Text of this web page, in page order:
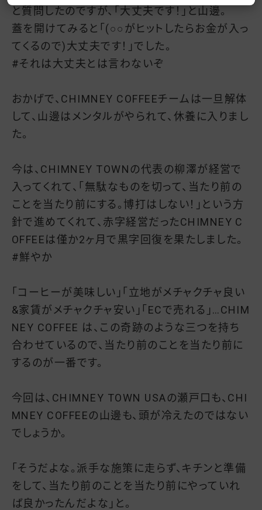
と質問したのですが、「大丈夫です！」と山邊。
蓋を開けてみると「(○○がヒットしたらお金が入っ
てくるので)大丈夫です！」でした。
#それは大丈夫とは言わないぞ
おかげで、CHIMNEY COFFEEチームは一旦解体
して、山邊はメンタルがやられて、休養に入りまし
た。
今は、CHIMNEY TOWNの代表の柳澤が経営で
入ってくれて、「無駄なものを切って、当たり前の
ことを当たり前にする。博打はしない！」という方
針で進めてくれて、赤字経営だったCHIMNEY C
OFFEEは僅か2ヶ月で黒字回復を果たしました。
#鮮やか
「コーヒーが美味しい」「立地がメチャクチャ良い
&家賃がメチャクチャ安い」「ECで売れる」…CHIM
NEY COFFEE は、この奇跡のような三つを持ち
合わせているので、当たり前のことを当たり前に
するのが一番です。
今回は、CHIMNEY TOWN USAの瀬戸口も、CHI
MNEY COFFEEの山邊も、頭が冷えたのではない
でしょうか。
「そうだよな。派手な施策に走らず、キチンと準備
をして、当たり前のことを当たり前にやっていれ
ば良かったんだよな」と。